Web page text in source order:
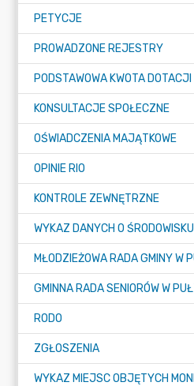
PETYCJE
PROWADZONE REJESTRY
KONSULTACJE SPOŁECZNE
OŚWIADCZENIA MAJĄTKOWE
OPINIE RIO
KONTROLE ZEWNĘTRZNE
WYKAZ DANYCH O ŚRODOWISKU
RODO
ZGŁOSZENIA